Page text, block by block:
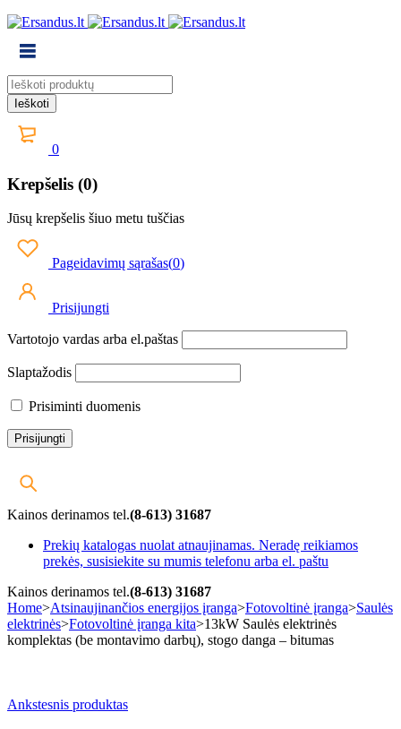
0
Krepšelis (0)
Jūsų krepšelis šiuo metu tuščias
Pageidavimų sąrašas(0)
Prisijungti
Vartotojo vardas arba el.paštas
Slaptažodis
Prisiminti duomenis
Kainos derinamos tel.(8-613) 31687
Prekių katalogas nuolat atnaujinamas. Neradę reikiamos
prekės, susisiekite su mumis telefonu arba el. paštu
Kainos derinamos tel.(8-613) 31687
Home>Atsinaujinančios energijos įranga>Fotovoltinė įranga>Saulės
elektrinės>Fotovoltinė įranga kita>13kW Saulės elektrinės
komplektas (be montavimo darbų), stogo danga – bitumas
Ankstesnis produktas